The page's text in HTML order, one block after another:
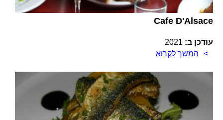
Cafe D'Alsace
עודכן ב: 2021
המשך לקרוא